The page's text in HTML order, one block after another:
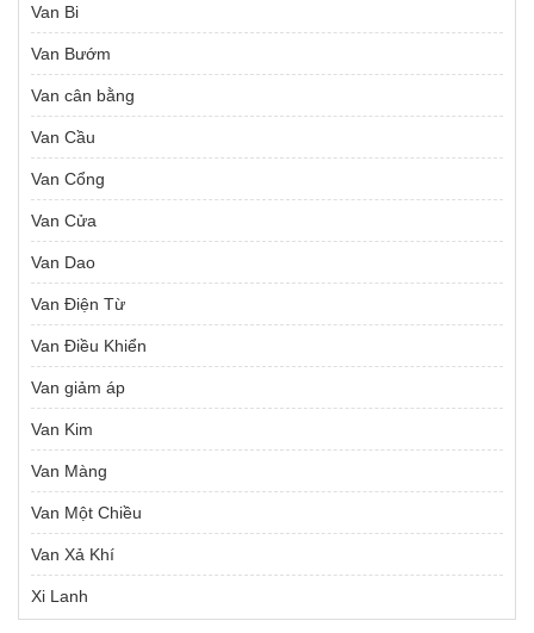
Van Bi
Van Bướm
Van cân bằng
Van Cầu
Van Cổng
Van Cửa
Van Dao
Van Điện Từ
Van Điều Khiển
Van giảm áp
Van Kim
Van Màng
Van Một Chiều
Van Xả Khí
Xi Lanh